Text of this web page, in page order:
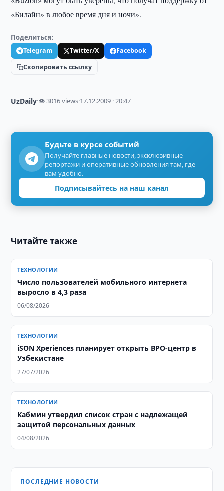
«Билайн» в любое время дня и ночи».
Поделиться:
Telegram Twitter/X
Facebook
Скопировать ссылку
UzDaily·👁 3016 views·17.12.2009 · 20:47
Будьте в курсе событий
Получайте главные новости, эксклюзивные
репортажи и оперативные обновления там, где
вам удобно.
Подписывайтесь на наш канал
Читайте также
ТЕХНОЛОГИИ
Число пользователей мобильного интернета
выросло в 4,3 раза
06/08/2026
ТЕХНОЛОГИИ
iSON Xperiences планирует открыть BPO-центр в
Узбекистане
27/07/2026
ТЕХНОЛОГИИ
Кабмин утвердил список стран с надлежащей
защитой персональных данных
04/08/2026
ПОСЛЕДНИЕ НОВОСТИ